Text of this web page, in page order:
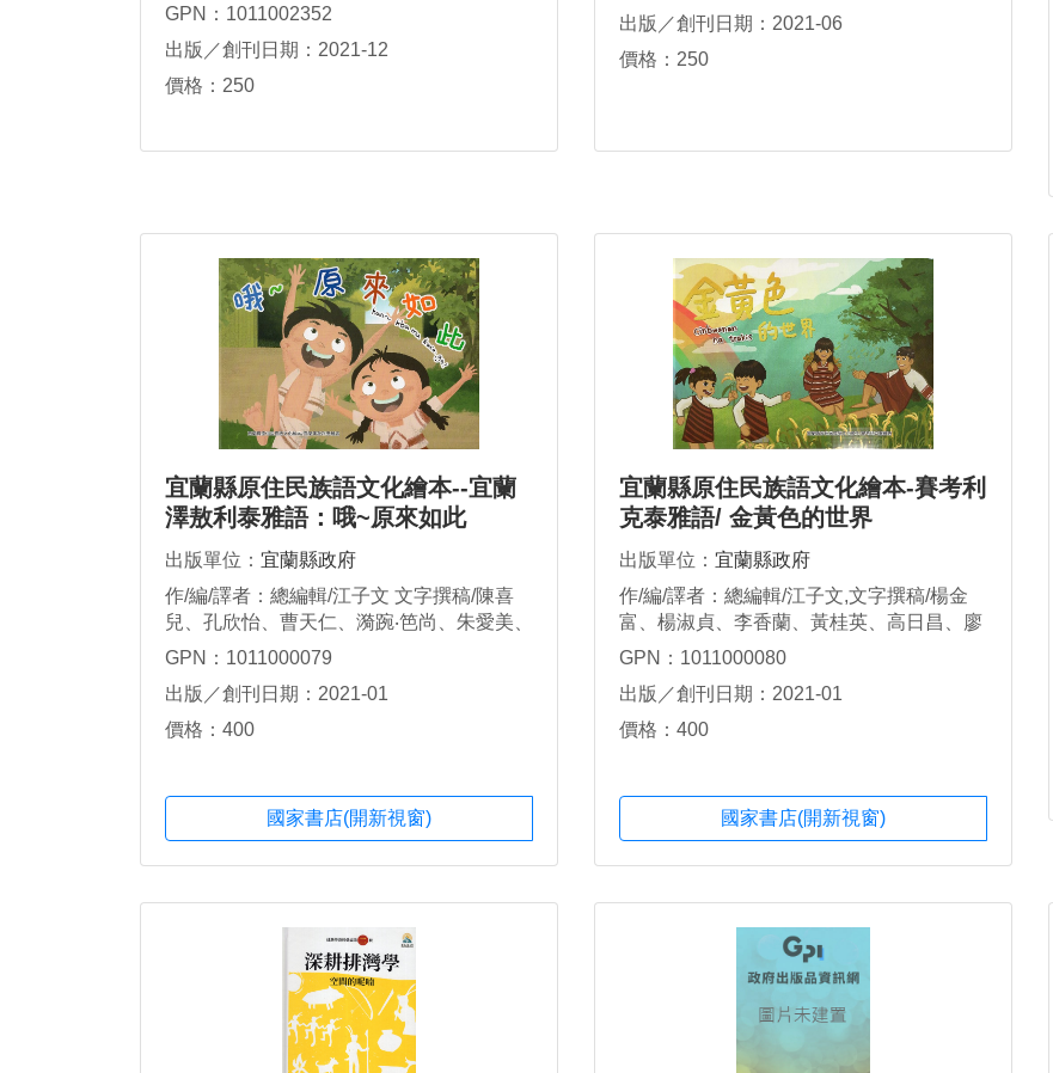
GPN：1011002352
出版／創刊日期：2021-12
價格：250
雷尹葳, 陳妤葳, 鍾蕊綺, 邱妤晴, 泰喜恩, 杜
睿翔, 羅艾倫, 劉語彤, 陳璽樂, 萬齊恩
出版／創刊日期：2021-06
價格：250
宜蘭縣原住民族語文化繪本--宜蘭
澤敖利泰雅語：哦~原來如此
han~kba ma kaca ga!
出版單位： 宜蘭縣政府
作/編/譯者：總編輯/江子文 文字撰稿/陳喜
兒、孔欣怡、曹天仁、漪踠‧笆尚、朱愛美、
梁秀蘭 圖片繪製/楊秀蘭
GPN：1011000079
出版／創刊日期：2021-01
價格：400
國家書店(開新視窗)
宜蘭縣原住民族語文化繪本-賽考利
克泰雅語/ 金黃色的世界
cinbwanan na trakis
出版單位： 宜蘭縣政府
作/編/譯者：總編輯/江子文,文字撰稿/楊金
富、楊淑貞、李香蘭、黃桂英、高日昌、廖
珍琴,圖片繪製/許佑祈、賴培君
GPN：1011000080
出版／創刊日期：2021-01
價格：400
國家書店(開新視窗)